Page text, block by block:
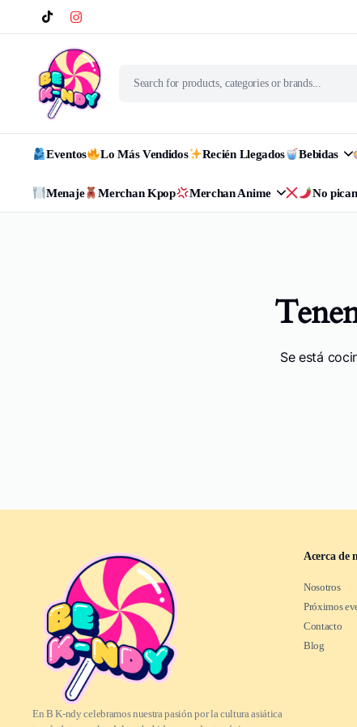
Eventos Lo Más Vendidos Recién Llegados Bebidas
Menaje Merchan Kpop Merchan Anime No
Se está
En B K-ndy celebramos nuestra pasión por la cultura asiática
Acerca de
Nosotros
Próximos
Contacto
Blog